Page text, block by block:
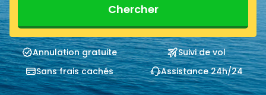
Chercher
Annulation gratuite
Suivi de vol
Sans frais cachés
Assistance 24h/24